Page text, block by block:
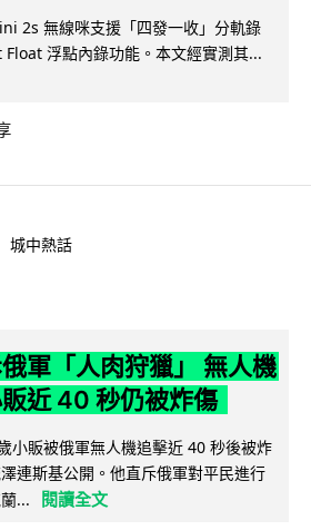
2s 無線咪支援「四發一收」分軌錄
浮點內錄功能。本文經實測其...
城中熱話
軍「人肉狩獵」 無人機
近 40 秒仍被炸傷
小販被俄軍無人機追擊近 40 秒後被炸
連斯基公開。他直斥俄軍對平民進行
...
閱讀全文